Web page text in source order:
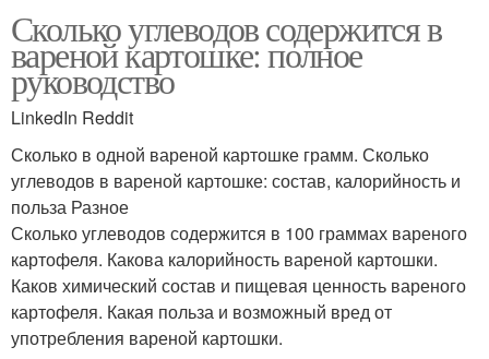
Сколько углеводов содержится в
вареной картошке: полное
руководство
LinkedIn Reddit
Сколько в одной вареной картошке грамм. Сколько
углеводов в вареной картошке: состав, калорийность и
польза Разное
Сколько углеводов содержится в 100 граммах вареного
картофеля. Какова калорийность вареной картошки.
Каков химический состав и пищевая ценность вареного
картофеля. Какая польза и возможный вред от
употребления вареной картошки.